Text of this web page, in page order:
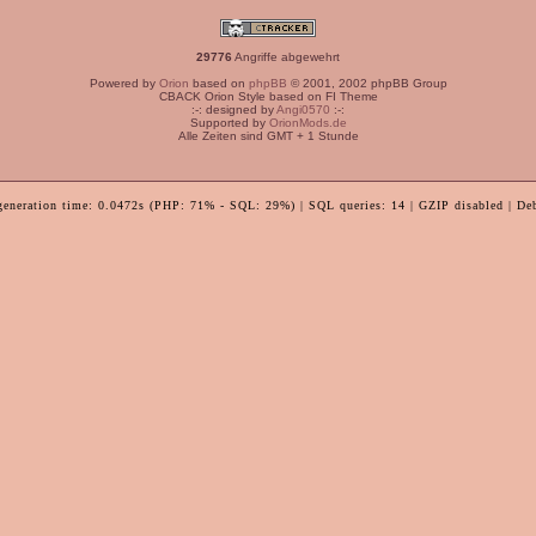
29776 Angriffe abgewehrt
Powered by Orion based on phpBB © 2001, 2002 phpBB Group
CBACK Orion Style based on FI Theme
:-: designed byAngi0570 :-:
Supported by OrionMods.de
Alle Zeiten sind GMT + 1 Stunde
time: 0.0472s (PHP: 71% - SQL: 29%) | SQL queries: 14 | GZIP disabled |